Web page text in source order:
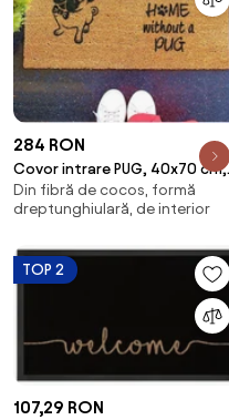
284 RON
Covor intrare PUG, 40x70 cm,
forma dreptunghiulara, fibre
de cocos, ma
Din fibră de cocos, formă
dreptunghiulară, de interior
TOP 2
107,29 RON